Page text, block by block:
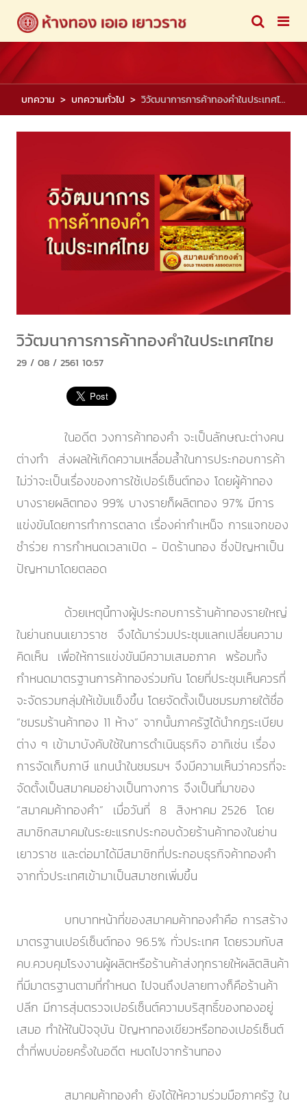
บทความ บทความทั่วไป วิวัฒนาการการค้าทองคำในประเทศไทย
วิวัฒนาการการค้าทองคำในประเทศไทย
29 / 08 / 2561 10:57
ในอดีต วงการค้าทองคำ จะเป็นลักษณะต่างคน
ต่างทำ ส่งผลให้เกิดความเหลื่อมล้ำในการประกอบการค้า
ไม่ว่าจะเป็นเรื่องของการใช้เปอร์เซ็นต์ทอง โดยผู้ค้าทอง
บางรายผลิตทอง 99% บางรายก็ผลิตทอง 97% มีการ
แข่งขันโดยการทำการตลาด เรื่องค่ากำเหน็จ การแจกของ
ชำร่วย การกำหนดเวลาเปิด - ปิดร้านทอง ซึ่งปัญหาเป็น
ปัญหามาโดยตลอด
ด้วยเหตุนี้ทางผู้ประกอบการร้านค้าทองรายใหญ่
ในย่านถนนเยาวราช จึงได้มาร่วมประชุมแลกเปลี่ยนความ
คิดเห็น เพื่อให้การแข่งขันมีความเสมอภาค พร้อมทั้ง
กำหนดมาตรฐานการค้าทองร่วมกัน โดยที่ประชุมเห็นควรที่
จะจัดรวมกลุ่มให้เข้มแข็งขึ้น โดยจัดตั้งเป็นชมรมภายใต้ชื่อ
“ชมรมร้านค้าทอง 11 ห้าง” จากนั้นภาครัฐได้นำกฎระเบียบ
ต่าง ๆ เข้ามาบังคับใช้ในการดำเนินธุรกิจ อาทิเช่น เรื่อง
การจัดเก็บภาษี แกนนำในชมรมฯ จึงมีความเห็นว่าควรที่จะ
จัดตั้งเป็นสมาคมอย่างเป็นทางการ จึงเป็นที่มาของ
“สมาคมค้าทองคำ” เมื่อวันที่ 8 สิงหาคม 2526 โดย
สมาชิกสมาคมในระยะแรกประกอบด้วยร้านค้าทองในย่าน
เยาวราช และต่อมาได้มีสมาชิกที่ประกอบธุรกิจค้าทองคำ
จากทั่วประเทศเข้ามาเป็นสมาชกเพิ่มขึ้น
บทบาทหน้าที่ของสมาคมค้าทองคำคือ การสร้าง
มาตรฐานเปอร์เซ็นต์ทอง 96.5% ทั่วประเทศ โดยรวมกับส
คบ.ควบคุมโรงงานผู้ผลิตหรือร้านค้าส่งทุกรายให้ผลิตสินค้า
ที่มีมาตรฐานตามที่กำหนด ไปจนถึงปลายทางก็คือร้านค้า
ปลีก มีการสุ่มตรวจเปอร์เซ็นต์ความบริสุทธิ์ของทองอยู่
เสมอ ทำให้ในปัจจุบัน ปัญหาทองเขียวหรือทองเปอร์เซ็นต์
ต่ำที่พบบ่อยครั้งในอดีต หมดไปจากร้านทอง
สมาคมค้าทองคำ ยังได้ให้ความร่วมมือภาครัฐ ใน